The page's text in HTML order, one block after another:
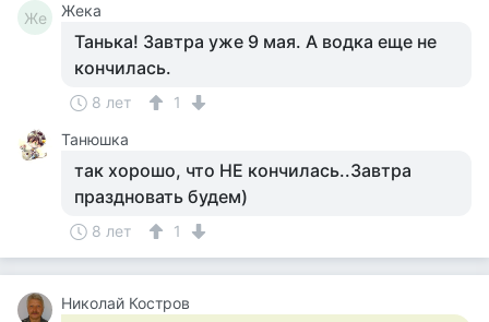
Же Жека
Танька! Завтра уже 9 мая. А водка еще не
кончилась.
8 лет
1
Танюшка
так хорошо, что НЕ кончилась..Завтра
праздновать будем)
8 лет 1
Николай Костров